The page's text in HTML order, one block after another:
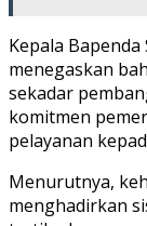
Kepala
menegaskan
sekadar
komitmen
pelayanan
Menurutnya,
menghadirkan